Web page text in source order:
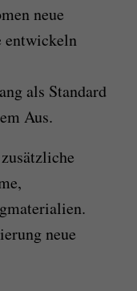
neue
entwickeln
als Standard
Aus.
neue